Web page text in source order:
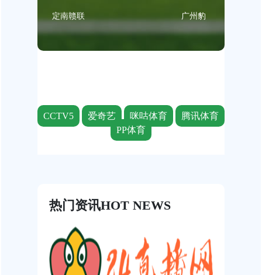
定南赣联 广州豹
CCTV5 爱奇艺 咪咕体育
腾讯体育
PP体育
热门资讯HOT NEWS